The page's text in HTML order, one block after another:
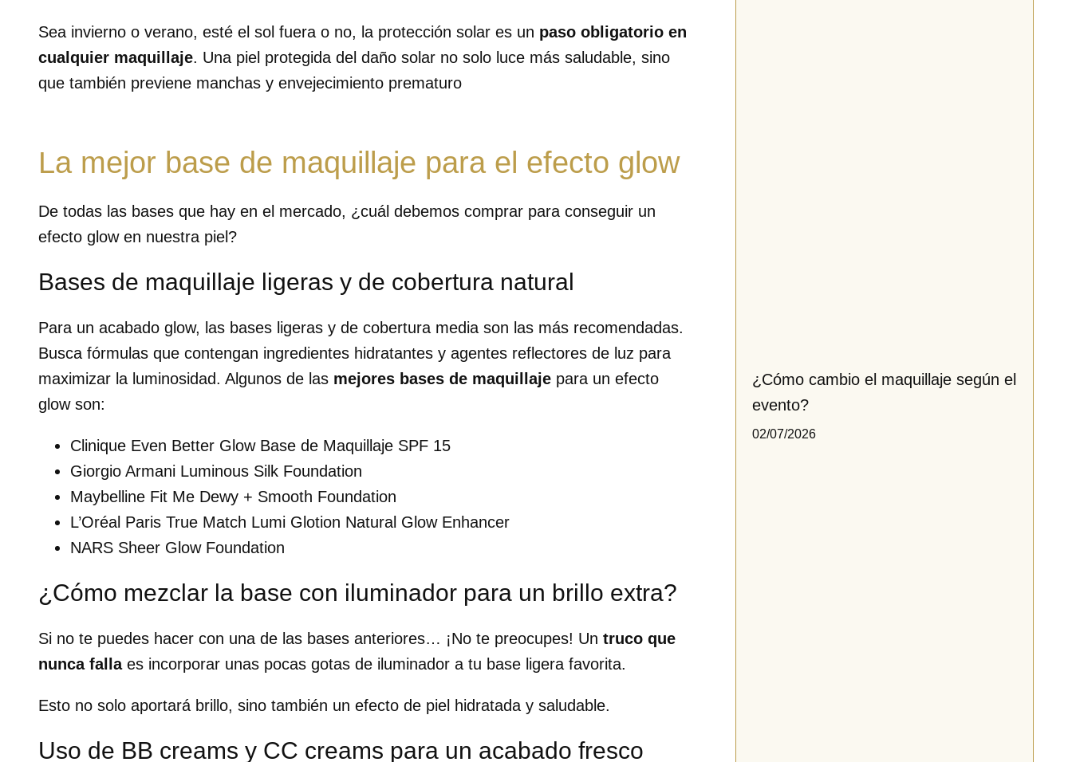
Sea invierno o verano, esté el sol fuera o no, la protección solar es un paso obligatorio en
cualquier maquillaje. Una piel protegida del daño solar no solo luce más saludable, sino
que también previene manchas y envejecimiento prematuro
La mejor base de maquillaje para el efecto glow
De todas las bases que hay en el mercado, ¿cuál debemos comprar para conseguir un
efecto glow en nuestra piel?
Bases de maquillaje ligeras y de cobertura natural
Para un acabado glow, las bases ligeras y de cobertura media son las más recomendadas.
Busca fórmulas que contengan ingredientes hidratantes y agentes reflectores de luz para
maximizar la luminosidad. Algunos de las mejores bases de maquillaje para un efecto
glow son:
Clinique Even Better Glow Base de Maquillaje SPF 15
Giorgio Armani Luminous Silk Foundation
Maybelline Fit Me Dewy + Smooth Foundation
L’Oréal Paris True Match Lumi Glotion Natural Glow Enhancer
NARS Sheer Glow Foundation
¿Cómo mezclar la base con iluminador para un brillo extra?
Si no te puedes hacer con una de las bases anteriores… ¡No te preocupes! Un truco que
nunca fallaes incorporar unas pocas gotas de iluminador a tu base ligera favorita.
Esto no solo aportará brillo, sino también un efecto de piel hidratada y saludable.
Uso de BB creams y CC creams para un acabado fresco
¿Cómo cambio el maquillaje según el
evento?
02/07/2026